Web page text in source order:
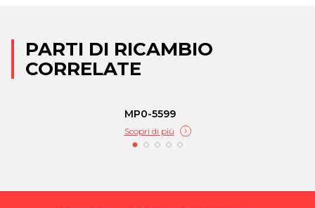
PARTI DI RICAMBIO
CORRELATE
MP0-5599
Scopri di più